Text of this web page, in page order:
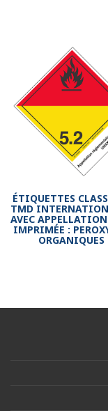
ÉTIQUETTES
TMD
AVEC
IMPRIMÉE :
ORGANIQUES